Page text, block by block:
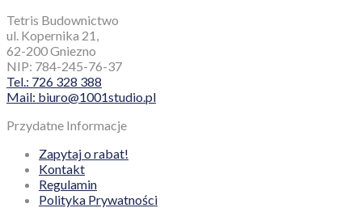
Tetris Budownictwo
ul. Kopernika 21,
62-200 Gniezno
NIP: 784-245-76-37
Tel.: 726 328 388
Mail: biuro@1001studio.pl
Przydatne Informacje
Zapytaj o rabat!
Kontakt
Regulamin
Polityka Prywatności